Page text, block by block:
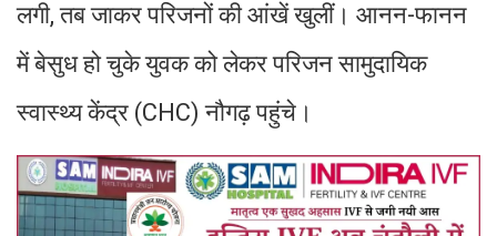
लगी, तब जाकर परिजनों की आंखें खुलीं। आनन-फानन
में बेसुध हो चुके युवक को लेकर परिजन सामुदायिक
स्वास्थ्य केंद्र (CHC) नौगढ़ पहुंचे।